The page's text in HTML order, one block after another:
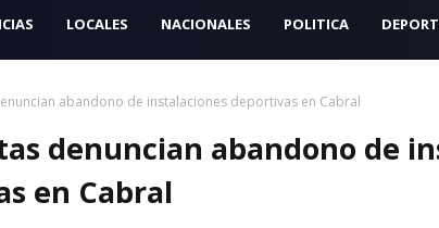
LOCALES NACIONALES POLITICA
abandono de instalaciones deportivas en Cabral
denuncian abandono de
en Cabral